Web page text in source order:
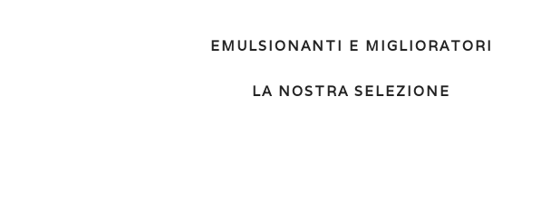
EMULSIONANTI E MIGLIORATORI
LA NOSTRA SELEZIONE